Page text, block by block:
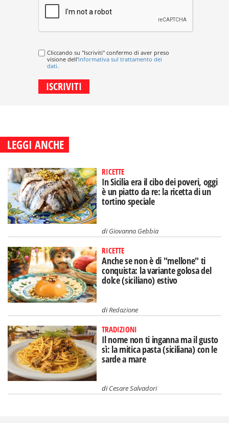
Cliccando su "Iscriviti" confermo di aver preso
visione dell'informativa sul trattamento dei
dati.
LEGGI ANCHE
RICETTE
In Sicilia era il cibo dei poveri, oggi
è un piatto da re: la ricetta di un
tortino speciale
diGiovanna Gebbia
RICETTE
Anche se non è di "mellone" ti
conquista: la variante golosa del
dolce (siciliano) estivo
diRedazione
TRADIZIONI
Il nome non ti inganna ma il gusto
sì: la mitica pasta (siciliana) con le
sarde a mare
diCesare Salvadori